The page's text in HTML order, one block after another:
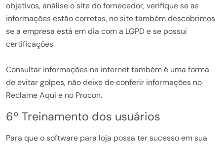
objetivos, análise o site do fornecedor, verifique se as
informações estão corretas, no site também descobrimos
se a empresa está em dia com a LGPD e se possui
certificações.
Consultar informações na internet também é uma forma
de evitar golpes, não deixe de conferir informações no
Reclame Aqui e no Procon.
6º Treinamento dos usuários
Para que o software para loja possa ter sucesso em sua